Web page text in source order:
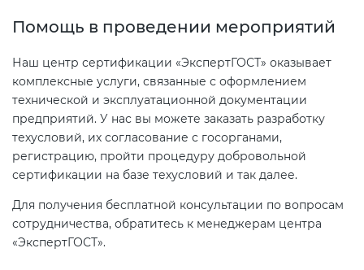
Помощь в проведении мероприятий
Наш центр сертификации «ЭкспертГОСТ» оказывает
комплексные услуги, связанные с оформлением
технической и эксплуатационной документации
предприятий. У нас вы можете заказать разработку
техусловий, их согласование с госорганами,
регистрацию, пройти процедуру добровольной
сертификации на базе техусловий и так далее.
Для получения бесплатной консультации по вопросам
сотрудничества, обратитесь к менеджерам центра
«ЭкспертГОСТ».